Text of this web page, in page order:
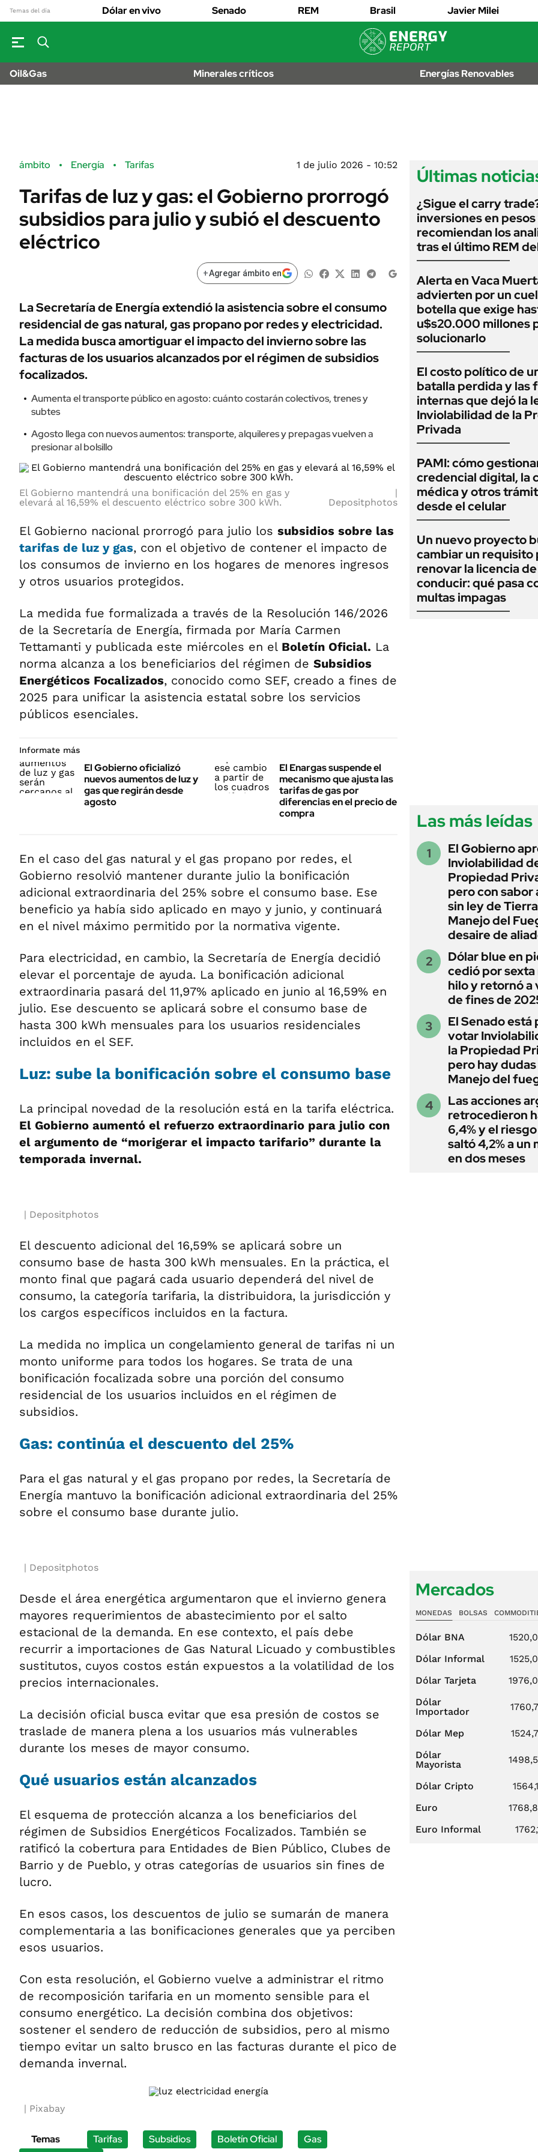
Temas del día Dólar en vivo Senado REM Brasil Javier Milei
Banco de Datos
FINANZAS
Dólar
Real Estate
Sustentabilidad
ENERGY REPORT
POLÍTICA
OPINIÓN
ESPECTÁCULOS
EDICTOS
Oil&Gas Minerales críticos Energías Renovables
ámbito Energía Tarifas 1 de julio 2026 - 10:52
Tarifas de luz y gas: el Gobierno prorrogó
subsidios para julio y subió el descuento
eléctrico
+Agregar ámbito en
La Secretaría de Energía extendió la asistencia sobre el consumo
residencial de gas natural, gas propano por redes y electricidad.
La medida busca amortiguar el impacto del invierno sobre las
facturas de los usuarios alcanzados por el régimen de subsidios
focalizados.
Aumenta el transporte público en agosto: cuánto costarán colectivos, trenes y
subtes
Agosto llega con nuevos aumentos: transporte, alquileres y prepagas vuelven a
presionar al bolsillo
El Gobierno mantendrá una bonificación del 25% en gas y
elevará al 16,59% el descuento eléctrico sobre 300 kWh.
Depositphotos
El Gobierno nacional prorrogó para julio los subsidios sobre las
tarifas de luz y gas, con el objetivo de contener el impacto de
los consumos de invierno en los hogares de menores ingresos
y otros usuarios protegidos.
La medida fue formalizada a través de la Resolución 146/2026
de la Secretaría de Energía, firmada por María Carmen
Tettamanti y publicada este miércoles en el Boletín Oficial. La
norma alcanza a los beneficiarios del régimen de Subsidios
Energéticos Focalizados, conocido como SEF, creado a fines de
2025 para unificar la asistencia estatal sobre los servicios
públicos esenciales.
Informate más
El Gobierno oficializó
nuevos aumentos de luz y
gas que regirán desde
agosto
El Enargas suspende el
mecanismo que ajusta las
tarifas de gas por
diferencias en el precio de
compra
En el caso del gas natural y el gas propano por redes, el
Gobierno resolvió mantener durante julio la bonificación
adicional extraordinaria del 25% sobre el consumo base. Ese
beneficio ya había sido aplicado en mayo y junio, y continuará
en el nivel máximo permitido por la normativa vigente.
Para electricidad, en cambio, la Secretaría de Energía decidió
elevar el porcentaje de ayuda. La bonificación adicional
extraordinaria pasará del 11,97% aplicado en junio al 16,59% en
julio. Ese descuento se aplicará sobre el consumo base de
hasta 300 kWh mensuales para los usuarios residenciales
incluidos en el SEF.
Luz: sube la bonificación sobre el consumo base
La principal novedad de la resolución está en la tarifa eléctrica.
El Gobierno aumentó el refuerzo extraordinario para julio con
el argumento de “morigerar el impacto tarifario” durante la
temporada invernal.
Depositphotos
El descuento adicional del 16,59% se aplicará sobre un
consumo base de hasta 300 kWh mensuales. En la práctica, el
monto final que pagará cada usuario dependerá del nivel de
consumo, la categoría tarifaria, la distribuidora, la jurisdicción y
los cargos específicos incluidos en la factura.
La medida no implica un congelamiento general de tarifas ni un
monto uniforme para todos los hogares. Se trata de una
bonificación focalizada sobre una porción del consumo
residencial de los usuarios incluidos en el régimen de
subsidios.
Gas: continúa el descuento del 25%
Para el gas natural y el gas propano por redes, la Secretaría de
Energía mantuvo la bonificación adicional extraordinaria del 25%
sobre el consumo base durante julio.
Depositphotos
Desde el área energética argumentaron que el invierno genera
mayores requerimientos de abastecimiento por el salto
estacional de la demanda. En ese contexto, el país debe
recurrir a importaciones de Gas Natural Licuado y combustibles
sustitutos, cuyos costos están expuestos a la volatilidad de los
precios internacionales.
La decisión oficial busca evitar que esa presión de costos se
traslade de manera plena a los usuarios más vulnerables
durante los meses de mayor consumo.
Qué usuarios están alcanzados
El esquema de protección alcanza a los beneficiarios del
régimen de Subsidios Energéticos Focalizados. También se
ratificó la cobertura para Entidades de Bien Público, Clubes de
Barrio y de Pueblo, y otras categorías de usuarios sin fines de
lucro.
En esos casos, los descuentos de julio se sumarán de manera
complementaria a las bonificaciones generales que ya perciben
esos usuarios.
Con esta resolución, el Gobierno vuelve a administrar el ritmo
de recomposición tarifaria en un momento sensible para el
consumo energético. La decisión combina dos objetivos:
sostener el sendero de reducción de subsidios, pero al mismo
tiempo evitar un salto brusco en las facturas durante el pico de
demanda invernal.
Pixabay
Temas Tarifas Subsidios Boletín Oficial
Gas
Últimas
¿Sigue el carry
inversiones en
recomiendan los
tras el último REM
Alerta en Vaca
advierten por un
botella que exige
u$s20.000 millones
solucionarlo
El costo político de
batalla perdida y las
internas que dejó la
Inviolabilidad de la
Privada
PAMI: cómo
credencial digital, la
médica y otros
desde el celular
Un nuevo proyecto
cambiar un requisito
renovar la licencia de
conducir: qué pasa
multas impagas
Las más leídas
El Gobierno
Inviolabilidad
Propiedad
pero con sabor
sin ley de
Manejo del
desaire de
Dólar blue en
cedió por sexta
hilo y retornó a
de fines de
El Senado está
votar
la Propiedad
pero hay
Manejo del
Las acciones
retrocedieron
6,4% y el
saltó 4,2% a un
en dos meses
Mercados
MONEDAS BOLSAS
Dólar BNA
Dólar Informal
Dólar Tarjeta
Dólar
Importador
Dólar Mep
Dólar
Mayorista
Dólar Cripto
Euro
Euro Informal